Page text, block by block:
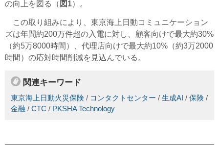
の向上を図る（ 図1）。
この取り組みにより、東京海上日動コミュニケーション
ズは年間約200万件超の入電に対し、顧客向けで最大約30%
（約5万8000時間）、代理店向けで最大約10%（約3万2000
時間）の応対時間削減を見込んでいる。
関連キーワード
東京海上日動火災保険 / コンタクトセンター / 生成AI / 保険 /
金融 / CTC / PKSHA Technology